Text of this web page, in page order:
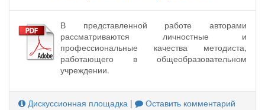
В представленной работе авторами
рассматриваются личностные и
профессиональные качества методиста,
работающего в общеобразовательном
учреждении.
Дискуссионная площадка | Оставить комментарий